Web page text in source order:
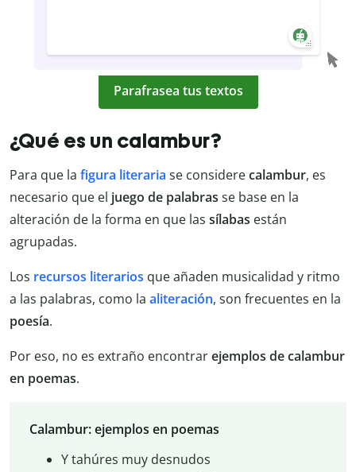
Parafrasea tus textos
¿Qué es un calambur?
Para que la figura literaria se considerecalambur, es
necesario que el juego de palabras se base en la
alteración de la forma en que las sílabas están
agrupadas.
Los recursos literarios que añaden musicalidad y ritmo
a las palabras, como la aliteración, son frecuentes en la
poesía.
Por eso, no es extraño encontrarejemplos de calambur
en poemas.
Calambur: ejemplos en poemas
Y tahúres muy desnudos